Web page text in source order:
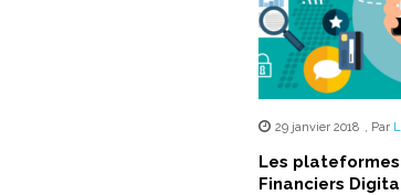
29 janvier 2018 , Par
Les
Financiers